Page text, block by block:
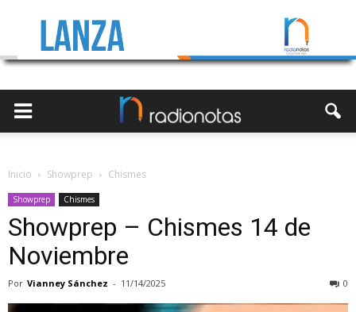
Inicio Showprep Chismes
Showprep Chismes
Showprep – Chismes 14 de
Noviembre
Por Vianney Sánchez - 11/14/2025 0